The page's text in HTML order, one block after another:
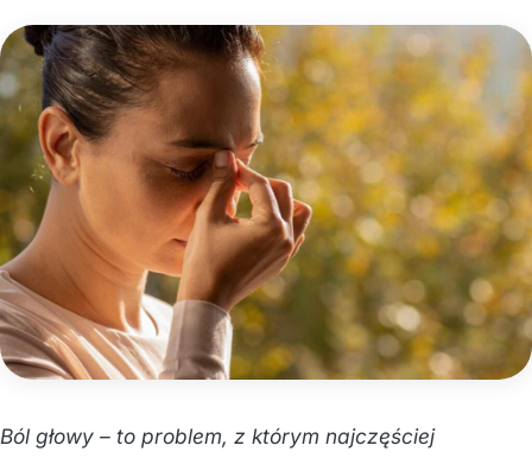
Ból głowy – to problem, z którym najczęściej